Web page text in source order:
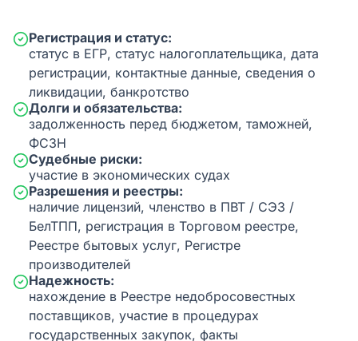
Регистрация и статус:
статус в ЕГР, статус налогоплательщика, дата
регистрации, контактные данные, сведения о
ликвидации, банкротство
Долги и обязательства:
задолженность перед бюджетом, таможней,
ФСЗН
Судебные риски:
участие в экономических судах
Разрешения и реестры:
наличие лицензий, членство в ПВТ / СЭЗ /
БелТПП, регистрация в Торговом реестре,
Реестре бытовых услуг, Регистре
производителей
Надежность:
нахождение в Реестре недобросовестных
поставщиков, участие в процедурах
государственных закупок, факты